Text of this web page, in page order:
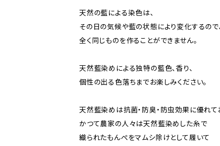
天然の藍による染色は、
その日の気候や藍の状態により変化するので、
全く同じものを作ることができません。
天然藍染めによる独特の藍色、香り、
個性の出る色落ちまでお楽しみください。
天然藍染めは抗菌・防臭・防虫効果に優れて
かつて農家の人々は天然藍染めした糸で
織られたもんぺをマムシ除けとして履いて